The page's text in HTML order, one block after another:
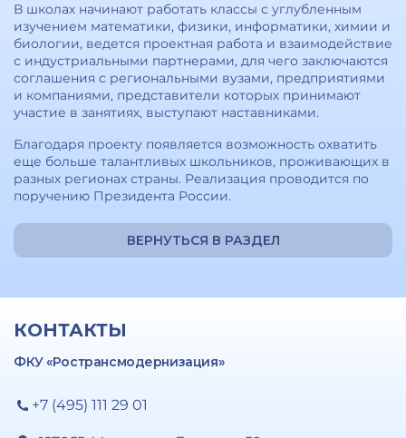
В школах начинают работать классы с углубленным
изучением математики, физики, информатики, химии и
биологии, ведется проектная работа и взаимодействие
с индустриальными партнерами, для чего заключаются
соглашения с региональными вузами, предприятиями
и компаниями, представители которых принимают
участие в занятиях, выступают наставниками.
Благодаря проекту появляется возможность охватить
еще больше талантливых школьников, проживающих в
разных регионах страны. Реализация проводится по
поручению Президента России.
ВЕРНУТЬСЯ В РАЗДЕЛ
КОНТАКТЫ
ФКУ «Ространсмодернизация»
+7 (495) 111 29 01